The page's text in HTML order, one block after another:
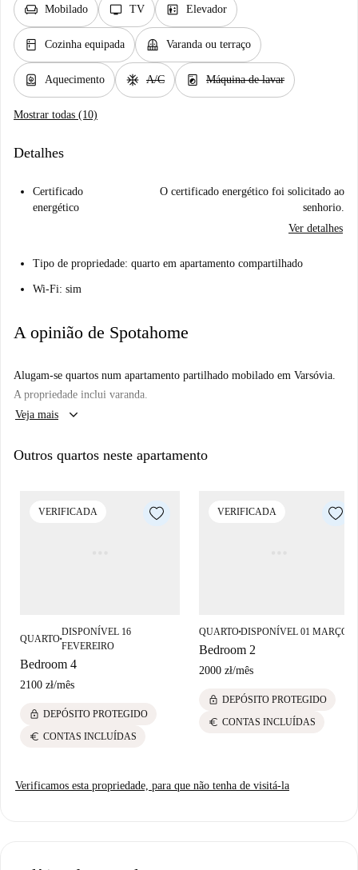
chair Mobilado tv TV elevator Elevador
kitchen Cozinha equipada balcony Varanda ou terraço
water_heater Aquecimento ac_unit A/C local_laundry_service Máquina de lavar
Mostrar todas (10)
Detalhes
Certificado
energético
O certificado energético foi solicitado ao
senhorio.
Ver detalhes
Tipo de propriedade: quarto em apartamento compartilhado
Wi-Fi: sim
A opinião de Spotahome
Alugam-se quartos num apartamento partilhado mobilado em Varsóvia.
A propriedade inclui varanda.
Veja mais
keyboard_arrow_down
Outros quartos neste apartamento
VERIFICADA
QUARTO■
DISPONÍVEL 16
FEVEREIRO
Bedroom 4
2100 zł/mês
lock DEPÓSITO PROTEGIDO
euro CONTAS INCLUÍDAS
VERIFICADA
QUARTO■DISPONÍVEL 01 MARÇO
Bedroom 2
2000 zł/mês
lock DEPÓSITO PROTEGIDO
euro CONTAS INCLUÍDAS
Verificamos esta propriedade, para que não tenha de visitá-la